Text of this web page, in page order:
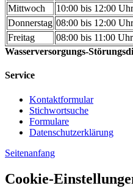
Mittwoch
10:00 bis 12:00 Uhr
Donnerstag 08:00 bis 12:00 Uhr
Freitag
08:00 bis 11:00 Uhr
Wasserversorgungs-
Service
Kontaktformular
Stichwortsuche
Formulare
Datenschutzerklärung
Seitenanfang
Cookie-